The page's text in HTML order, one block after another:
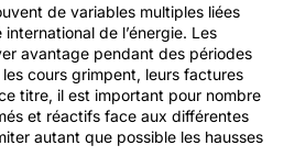
de variables multiples liées
de l’énergie. Les
avantage pendant des périodes
cours grimpent, leurs factures
titre, il est important pour nombre
et réactifs face aux différentes
autant que possible les hausses